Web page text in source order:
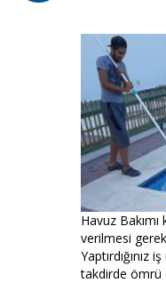
Havuz
verilmesi
takdirde ömrü